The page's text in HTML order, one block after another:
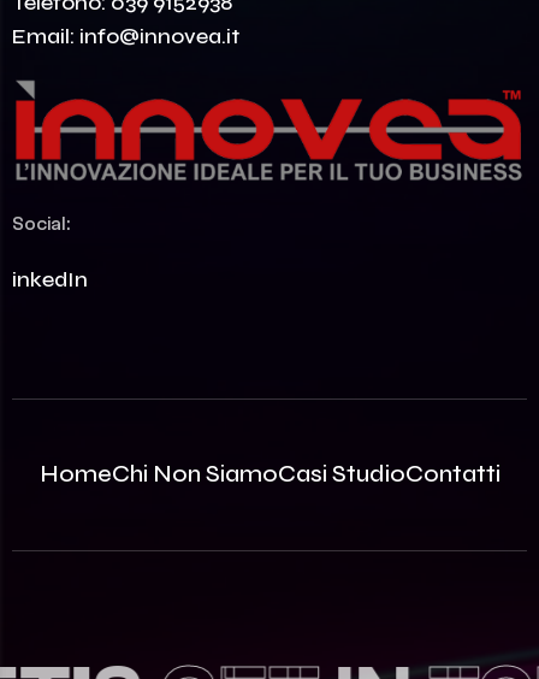
Email: info@innovea.it
Social:
LinkedIn
HomeChi Non SiamoCasi StudioContatti